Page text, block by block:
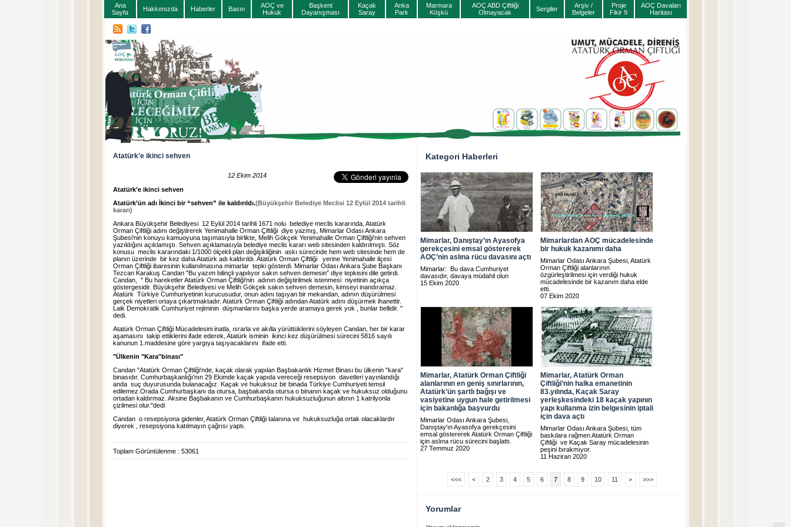
Ana
Sayfa
Hakkımızda Haberler Basın
AOÇ ve
Hukuk
Başkent
Dayanışması
Kaçak
Saray
Anka
Park
Marmara
Köşkü
AOÇ ABD Çiftliği
Olmayacak
Sergiler
Arşiv /
Belgeler
Proje
Fikir 9
AOÇ Davaları
Haritası
Atatürk’e ikinci sehven
12 Ekim 2014
Atatürk’e ikinci sehven
Atatürk’ün adı İkinci bir “sehven” ile kaldırıldı.(Büyükşehir Belediye Meclisi 12 Eylül 2014 tarihli
kararı)
Ankara Büyükşehir Belediyesi 12 Eylül 2014 tarihli 1671 nolu belediye meclis kararında, Atatürk
Orman Çiftliği adını değiştirerek Yenimahalle Orman Çiftliği diye yazmış, Mimarlar Odası Ankara
Şubesi'nin konuyu kamuoyuna taşımasıyla birlikte, Melih Gökçek Yenimahalle Orman Çiftliği'nin sehven
yazıldığını açıklamıştı. Sehven açıklamasıyla belediye meclis kararı web sitesinden kaldırılmıştı. Söz
konusu meclis kararındaki 1/1000 ölçekli plan değişikliğinin askı sürecinde hem web sitesinde hem de
planın üzerinde bir kez daha Atatürk adı kaldırıldı. Atatürk Orman Çiftliği yerine Yenimahalle ilçesi
Orman Çiftliği ibaresinin kullanılmasına mimarlar tepki gösterdi. Mimarlar Odası Ankara Şube Başkanı
Tezcan Karakuş Candan "Bu yazım bilinçli yapılıyor sakın sehven demesin” diye tepkisini dile getirdi.
Candan, " Bu hareketler Atatürk Orman Çiftliği'nin adının değiştirilmek istenmesi niyetinin açıkça
göstergesidir. Büyükşehir Belediyesi ve Melih Gökçek sakın sehven demesin, kimseyi inandıramaz.
Atatürk Türkiye Cumhuriyetinin kurucusudur, onun adını taşıyan bir mekandan, adının düşürülmesi
gerçek niyetleri ortaya çıkartmaktadır. Atatürk Orman Çiftliği adından Atatürk adını düşürmek ihanettir.
Laik Demokratik Cumhuriyet rejiminin düşmanlarını başka yerde aramaya gerek yok , bunlar bellidir. "
dedi.
Atatürk Orman Çiftliği Mücadelesini inatla, ısrarla ve akılla yürüttüklerini söyleyen Candan, her bir karar
aşamasını takip ettiklerini ifade ederek, Atatürk isminin ikinci kez düşürülmesi sürecini 5816 sayılı
kanunun 1.maddesine göre yargıya taşıyacaklarını ifade etti.
"Ülkenin "Kara"binası"
Candan "Atatürk Orman Çiftliği'nde, kaçak olarak yapılan Başbakanlık Hizmet Binası bu ülkenin "kara"
binasıdır. Cumhurbaşkanlığı'nın 29 Ekimde kaçak yapıda vereceği resepsiyon davetleri yayınlandığı
anda suç duyurusunda bulanacağız. Kaçak ve hukuksuz bir binada Türkiye Cumhuriyeti temsil
edilemez.Orada Cumhurbaşkanı da otursa, başbakanda otursa o binanın kaçak ve hukuksuz olduğunu
ortadan kaldırmaz. Aksine Başbakanın ve Cumhurbaşkanın hukuksuzluğunun altının 1 katrilyonla
çizilmesi olur."dedi
Candan o resepsiyona gidenler, Atatürk Orman Çiftliği talanına ve hukuksuzluğa ortak olacaklardır
diyerek , resepsiyona katılmayın çağrısı yaptı.
Toplam Görüntülenme : 53061
Kategori Haberleri
Mimarlar, Danıştay’ın Ayasofya
gerekçesini emsal göstererek
AOÇ’nin aslına rücu davasını açtı
Mimarlar: Bu dava Cumhuriyet
davasıdır, davaya müdahil olun
15 Ekim 2020
Mimarlardan AOÇ mücadelesinde
bir hukuk kazanımı daha
Mimarlar Odası Ankara Şubesi, Atatürk
Orman Çiftliği alanlarının
özgürleştirilmesi için verdiği hukuk
mücadelesinde bir kazanım daha elde
etti.
07 Ekim 2020
Mimarlar, Atatürk Orman Çiftliği
alanlarının en geniş sınırlarının,
Atatürk’ün şartlı bağışı ve
vasiyetine uygun hale getirilmesi
için bakanlığa başvurdu
Mimarlar Odası Ankara Şubesi,
Danıştay'ın Ayasofya gerekçesini
emsal göstererek Atatürk Orman Çiftliği
için aslına rücu sürecini başlattı.
27 Temmuz 2020
Mimarlar, Atatürk Orman
Çiftliği’nin halka emanetinin
83.yılında, Kaçak Saray
yerleşkesindeki 18 kaçak yapının
yapı kullanma izin belgesinin iptali
için dava açtı
Mimarlar Odası Ankara Şubesi, tüm
baskılara rağmen Atatürk Orman
Çiftliği ve Kaçak Saray mücadelesinin
peşini bırakmıyor.
11 Haziran 2020
<<< < 2 3 4 5 6 7 8 9 10 11 > >>>
Yorumlar